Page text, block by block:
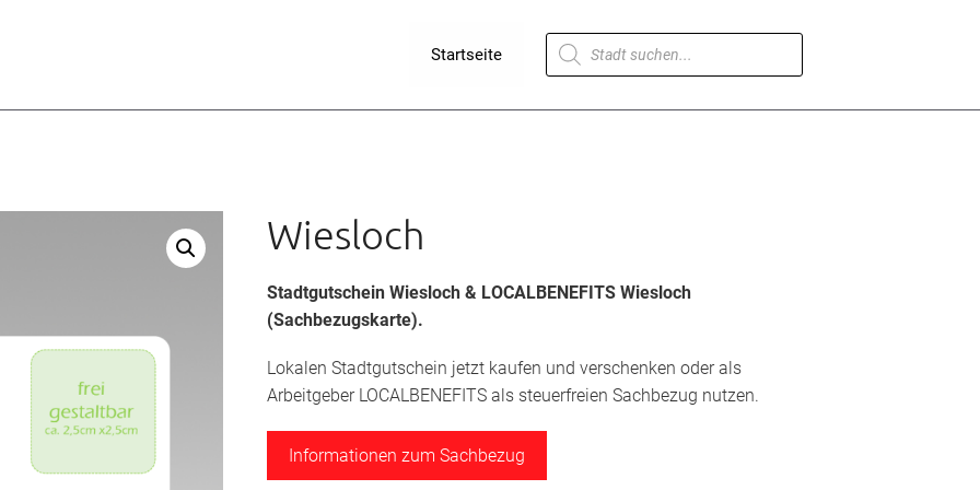
Startseite
Products
search
Wiesloch
Stadtgutschein Wiesloch& LOCALBENEFITS Wiesloch
(Sachbezugskarte).
Lokalen Stadtgutschein jetzt kaufen und verschenken oder als
Arbeitgeber LOCALBENEFITS als steuerfreien Sachbezug nutzen.
Informationen zum Sachbezug